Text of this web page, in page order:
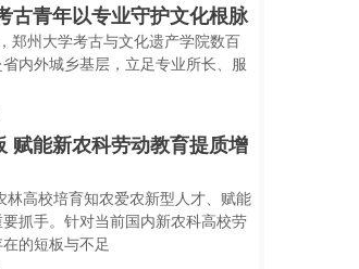
古青年以专业守护文化根脉
郑州大学考古与文化遗产学院数百
内外城乡基层，立足专业所长、服
赋能新农科劳动教育提质增
林高校培育知农爱农新型人才、赋能
抓手。针对当前国内新农科高校劳
的短板与不足